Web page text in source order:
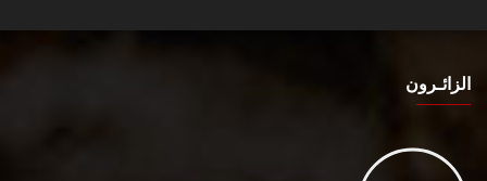
الزائـرون